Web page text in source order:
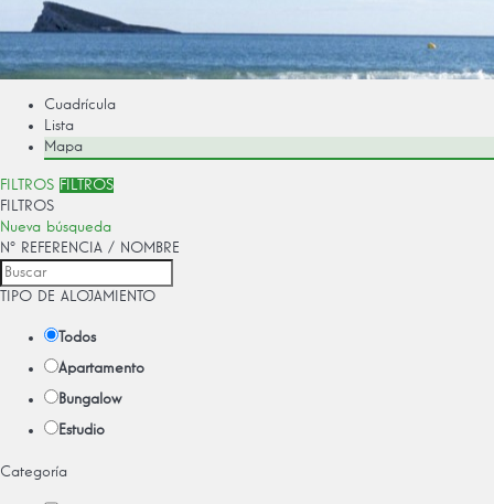
Cuadrícula
Lista
Mapa
FILTROS FILTROS
FILTROS
Nueva búsqueda
Nº REFERENCIA / NOMBRE
TIPO DE ALOJAMIENTO
Todos
Apartamento
Bungalow
Estudio
Categoría